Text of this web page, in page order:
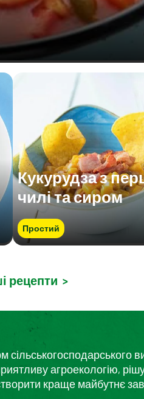
Кукурудза з
чилі та сиром
Простий
рецепти >
сільськогосподарського
агроекологію,
краще майбутнє